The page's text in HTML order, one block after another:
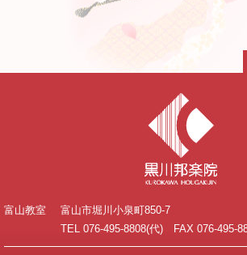
富山教室
富山市堀川小泉町850-7
TEL 076-495-8808(代) FAX 076-495-